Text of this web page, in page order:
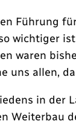
Führung
wichtiger
waren
uns allen,
in der
Weiterbau